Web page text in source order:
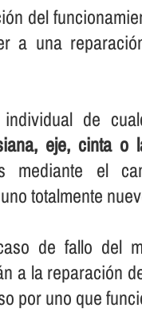
del
a una
de
eje, cinta o
mediante el
totalmente
de fallo del
a la reparación
por uno que